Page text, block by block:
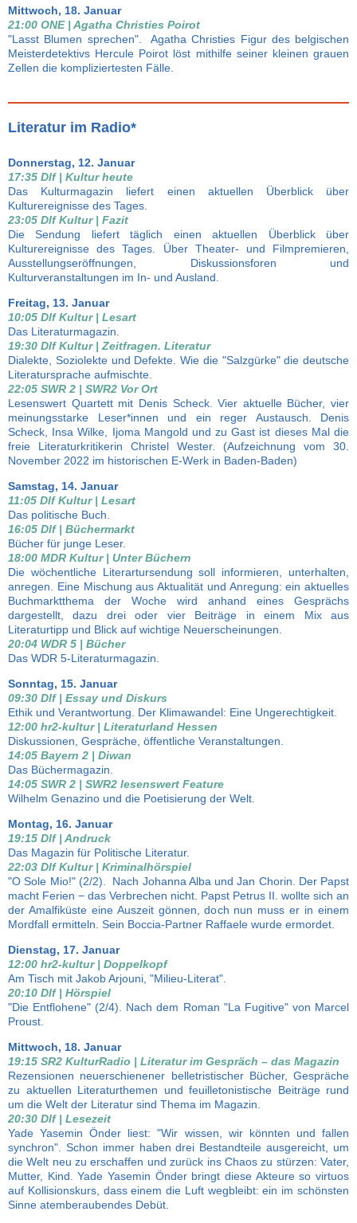
Mittwoch, 18. Januar
21:00 ONE | Agatha Christies Poirot
"Lasst Blumen sprechen". Agatha Christies Figur des belgischen
Meisterdetektivs Hercule Poirot löst mithilfe seiner kleinen grauen
Zellen die kompliziertesten Fälle.
Literatur im Radio*
Donnerstag, 12. Januar
17:35 Dlf | Kultur heute
Das Kulturmagazin liefert einen aktuellen Überblick über
Kulturereignisse des Tages.
23:05 Dlf Kultur | Fazit
Die Sendung liefert täglich einen aktuellen Überblick über
Kulturereignisse des Tages. Über Theater- und Filmpremieren,
Ausstellungseröffnungen, Diskussionsforen und
Kulturveranstaltungen im In- und Ausland.
Freitag, 13. Januar
10:05 Dlf Kultur | Lesart
Das Literaturmagazin.
19:30 Dlf Kultur | Zeitfragen. Literatur
Dialekte, Soziolekte und Defekte. Wie die "Salzgürke" die deutsche
Literatursprache aufmischte.
22:05 SWR 2 | SWR2 Vor Ort
Lesenswert Quartett mit Denis Scheck. Vier aktuelle Bücher, vier
meinungsstarke Leser*innen und ein reger Austausch. Denis
Scheck, Insa Wilke, Ijoma Mangold und zu Gast ist dieses Mal die
freie Literaturkritikerin Christel Wester. (Aufzeichnung vom 30.
November 2022 im historischen E-Werk in Baden-Baden)
Samstag, 14. Januar
11:05 Dlf Kultur | Lesart
Das politische Buch.
16:05 Dlf | Büchermarkt
Bücher für junge Leser.
18:00 MDR Kultur | Unter Büchern
Die wöchentliche Literartursendung soll informieren, unterhalten,
anregen. Eine Mischung aus Aktualität und Anregung: ein aktuelles
Buchmarktthema der Woche wird anhand eines Gesprächs
dargestellt, dazu drei oder vier Beiträge in einem Mix aus
Literaturtipp und Blick auf wichtige Neuerscheinungen.
20:04 WDR 5 | Bücher
Das WDR 5-Literaturmagazin.
Sonntag, 15. Januar
09:30 Dlf | Essay und Diskurs
Ethik und Verantwortung. Der Klimawandel: Eine Ungerechtigkeit.
12:00 hr2-kultur | Literaturland Hessen
Diskussionen, Gespräche, öffentliche Veranstaltungen.
14:05 Bayern 2 | Diwan
Das Büchermagazin.
14:05 SWR 2 | SWR2 lesenswert Feature
Wilhelm Genazino und die Poetisierung der Welt.
Montag, 16. Januar
19:15 Dlf | Andruck
Das Magazin für Politische Literatur.
22:03 Dlf Kultur | Kriminalhörspiel
"O Sole Mio!" (2/2). Nach Johanna Alba und Jan Chorin. Der Papst
macht Ferien − das Verbrechen nicht. Papst Petrus II. wollte sich an
der Amalfiküste eine Auszeit gönnen, doch nun muss er in einem
Mordfall ermitteln. Sein Boccia-Partner Raffaele wurde ermordet.
Dienstag, 17. Januar
12:00 hr2-kultur | Doppelkopf
Am Tisch mit Jakob Arjouni, "Milieu-Literat".
20:10 Dlf | Hörspiel
"Die Entflohene" (2/4). Nach dem Roman "La Fugitive" von Marcel
Proust.
Mittwoch, 18. Januar
19:15 SR2 KulturRadio | Literatur im Gespräch – das Magazin
Rezensionen neuerschienener belletristischer Bücher, Gespräche
zu aktuellen Literaturthemen und feuilletonistische Beiträge rund
um die Welt der Literatur sind Thema im Magazin.
20:30 Dlf | Lesezeit
Yade Yasemin Önder liest: "Wir wissen, wir könnten und fallen
synchron". Schon immer haben drei Bestandteile ausgereicht, um
die Welt neu zu erschaffen und zurück ins Chaos zu stürzen: Vater,
Mutter, Kind. Yade Yasemin Önder bringt diese Akteure so virtuos
auf Kollisionskurs, dass einem die Luft wegbleibt: ein im schönsten
Sinne atemberaubendes Debüt.